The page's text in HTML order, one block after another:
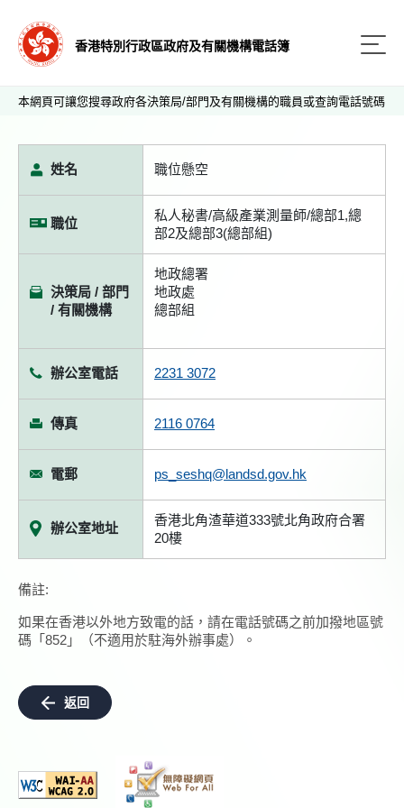
香港特別行政區政府及有關機構電話簿
本網頁可讓您搜尋政府各決策局/部門及有關機構的職員或查詢電話號碼
姓名 職位懸空
職位
私人秘書/高級產業測量師/總部1,總
部2及總部3(總部組)
決策局 / 部門
/ 有關機構
地政總署
地政處
總部組
辦公室電話 2231 3072
傳真 2116 0764
電郵 ps_seshq@landsd.gov.hk
辦公室地址
香港北角渣華道333號北角政府合署
20樓
備註:
如果在香港以外地方致電的話，請在電話號碼之前加撥地區號
碼「852」（不適用於駐海外辦事處）。
返回